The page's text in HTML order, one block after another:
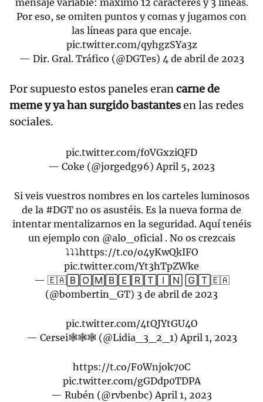
mensaje variable: máximo 12 caracteres y 3 líneas.
Por eso, se omiten puntos y comas y jugamos con
las líneas para que encaje.
pic.twitter.com/qyhgzSYa3z
— Dir. Gral. Tráfico (@DGTes) 4 de abril de 2023
Por supuesto estos paneles erancarne de
meme y ya han surgido bastantesen las redes
sociales.
pic.twitter.com/f0VGxziQFD
— Coke (@jorgedg96)April 5, 2023
Si veis vuestros nombres en los carteles luminosos
de la #DGT no os asustéis. Es la nueva forma de
intentar mentalizarnos en la seguridad. Aquí tenéis
un ejemplo con @alo_oficial. No os crezcais
⤵️⤵️⤵️https://t.co/o4yKwQkIFO
pic.twitter.com/Yt3hTpZWke
— 🇪🇦🄱🄾🄼🄱🄴🅁🅃🄸🄽 🄶🅃🇪🇦
(@bombertin_GT) 3 de abril de 2023
pic.twitter.com/4tQJYtGU4O
— Cersei🕸🕸🕸 (@Lidia_3_2_1)April 1, 2023
https://t.co/F0Wnjok70C
pic.twitter.com/gGDdp0TDPA
— Rubén (@rvbenbc)April 1, 2023